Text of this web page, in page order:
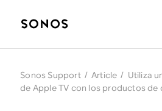
Sonos Support / Article / Utiliza
de Apple TV con los productos de